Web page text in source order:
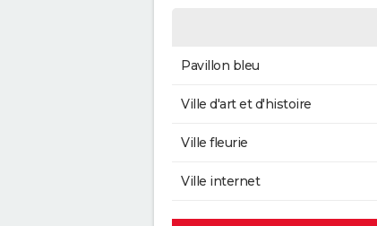
Pavillon bleu
Ville d'art et d'histoire
Ville fleurie
Ville internet